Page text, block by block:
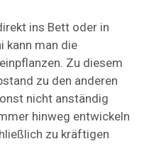
ins Bett oder in
kann man die
Zu diesem
zu den anderen
nicht anständig
hinweg entwickeln
zu kräftigen